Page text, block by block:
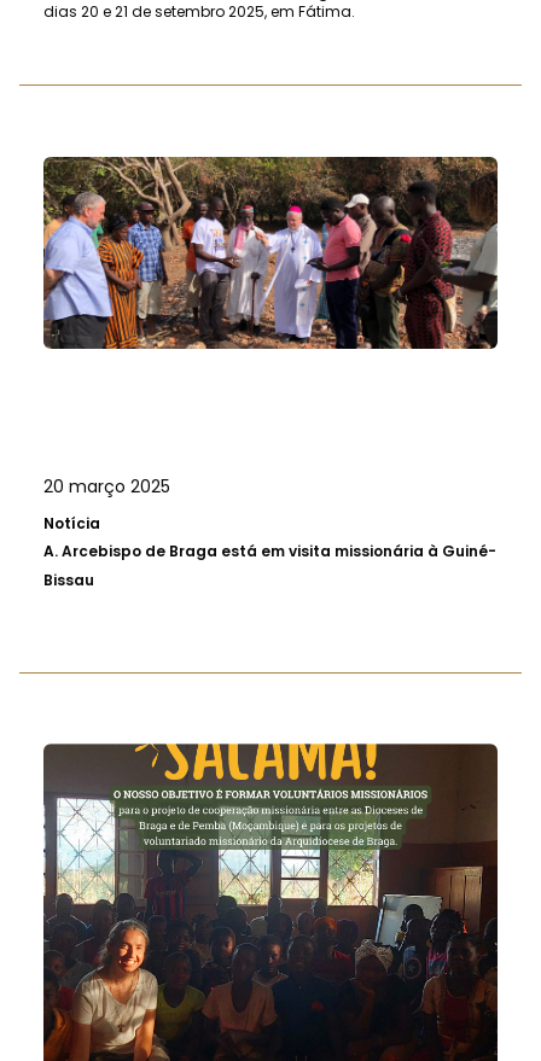
dias 20 e 21 de setembro 2025, em Fátima.
20 março 2025
Notícia
A.Arcebispo de Braga está em visita missionária à Guiné-
Bissau